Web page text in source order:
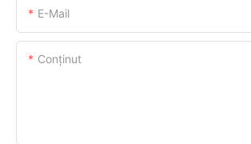
E-Mail
Conţinut